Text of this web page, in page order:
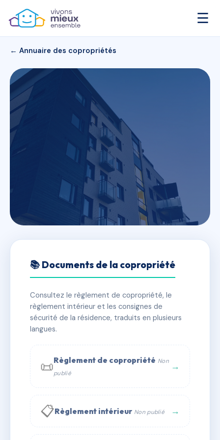
☰
← Annuaire des copropriétés
LA VIGNETTE
✓ Immatriculée 🏠 15 lots 🏗 1 bâtiment(s)
📞 Contacter Syndic Digital
📚 Documents de la copropriété
Consultez le règlement de copropriété, le
règlement intérieur et les consignes de
sécurité de la résidence, traduits en plusieurs
langues.
📜Règlement de copropriété Non
publié
→
📋Règlement intérieur Non publié →